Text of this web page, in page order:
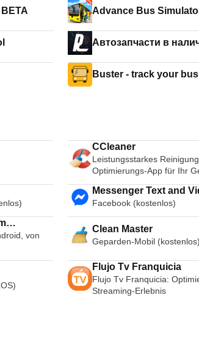
Advance Bus
Автозапчасти в
Buster - track your
CCleaner
Leistungsstarkes
Optimierungs-App für Ihr
Messenger Text and Video Chat
for Free
Facebook (kostenlos)
von
Clean Master
Geparden-Mobil (kostenlos)
Flujo Tv Franquicia
Flujo Tv Franquicia:
Streaming-Erlebnis